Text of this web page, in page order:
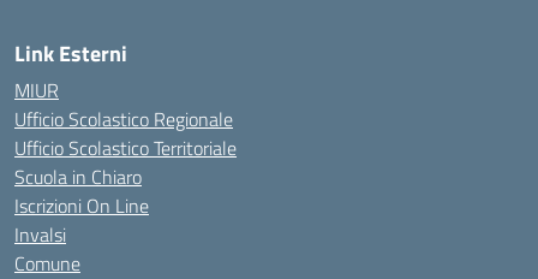
Link Esterni
MIUR
Ufficio Scolastico Regionale
Ufficio Scolastico Territoriale
Scuola in Chiaro
Iscrizioni On Line
Invalsi
Comune